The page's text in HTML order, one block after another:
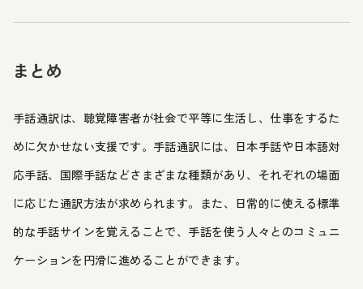
まとめ
手話通訳は、聴覚障害者が社会で平等に生活し、仕事をするた
めに欠かせない支援です。手話通訳には、日本手話や日本語対
応手話、国際手話などさまざまな種類があり、それぞれの場面
に応じた通訳方法が求められます。また、日常的に使える標準
的な手話サインを覚えることで、手話を使う人々とのコミュニ
ケーションを円滑に進めることができます。